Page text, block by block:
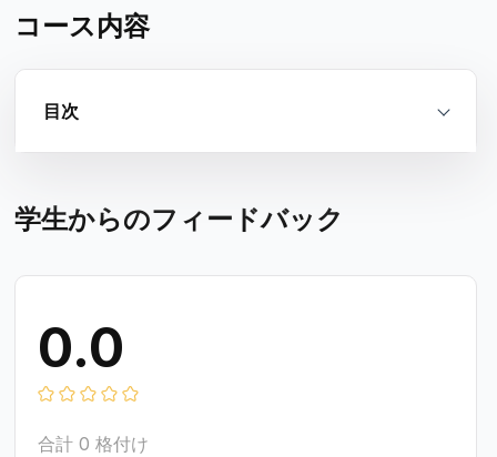
コース内容
目次
学生からのフィードバック
0.0
合計 0 格付け